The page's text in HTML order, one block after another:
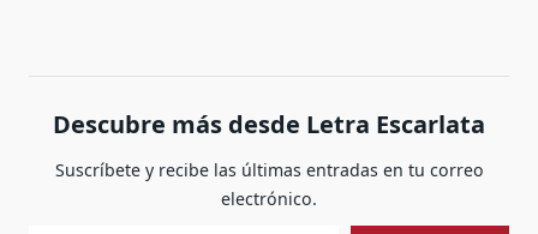
Descubre más desde Letra Escarlata
Suscríbete y recibe las últimas entradas en tu correo
electrónico.